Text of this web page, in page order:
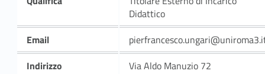
Didattico
Email
Indirizzo
Via Aldo Manuzio 72